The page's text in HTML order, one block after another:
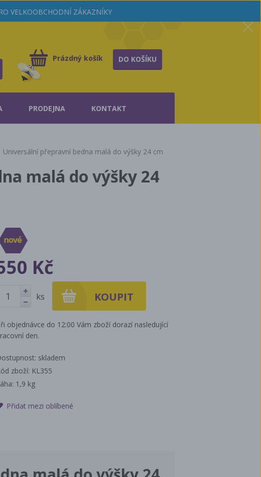
VELKOOBCHODNÍ ZÁKAZNÍKY
Prázdný košík DO KOŠÍKU
PRODEJNA KONTAKT
Universální přepravní bedna malá do výšky 24 cm
malá do výšky 24
Kč
+
ks
objednávce do 12:00 Vám zboží dorazí nasledující
den.
skladem
zboží: KL355
1,9 kg
Přidat mezi oblíbené